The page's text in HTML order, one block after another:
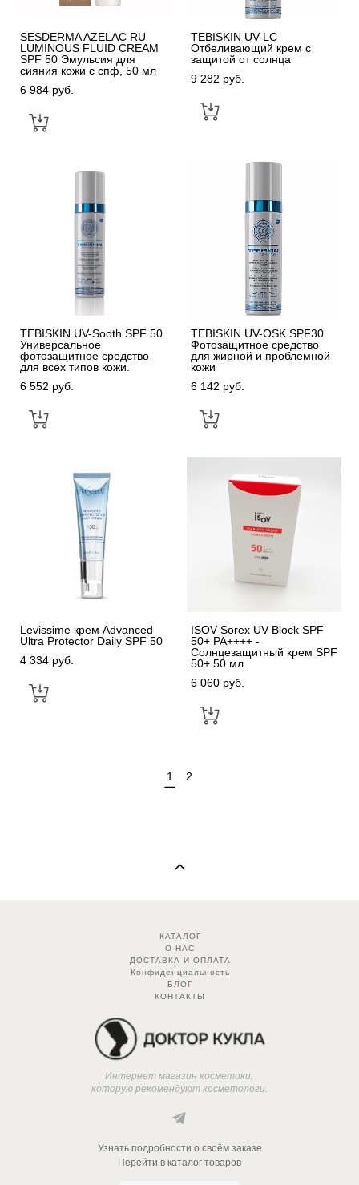
SESDERMA AZELAC RU
LUMINOUS FLUID CREAM
SPF 50 Эмульсия для
сияния кожи с спф, 50 мл
6 984 pуб.
TEBISKIN UV-LC
Отбеливающий крем с
защитой от солнца
9 282 pуб.
TEBISKIN UV-Sooth SPF 50
Универсальное
фотозащитное средство
для всех типов кожи.
6 552 pуб.
TEBISKIN UV-OSK SPF30
Фотозащитное средство
для жирной и проблемной
кожи
6 142 pуб.
Levissime крем Advanced
Ultra Protector Daily SPF 50
4 334 pуб.
ISOV Sorex UV Block SPF
50+ PA++++ -
Солнцезащитный крем SPF
50+ 50 мл
6 060 pуб.
1 2
КАТАЛОГ
О НАС
ДОСТАВКА И ОПЛАТА
Конфиденциальность
БЛОГ
КОНТАКТЫ
Интернет магазин косметики,
которую рекомендуют косметологи.
Узнать подробности о своём заказе
Перейти в каталог товаров